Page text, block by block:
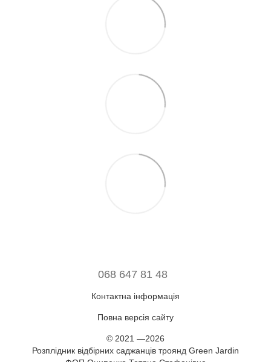
068 647 81 48
Контактна інформація
Повна версія сайту
© 2021 —2026
Розплідник відбірних саджанців троянд Green Jardin